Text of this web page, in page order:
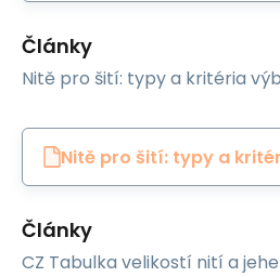
Články
Nitě pro šití: typy a kritéria
Nitě pro šití: typy a
Články
CZ Tabulka velikostí nití a